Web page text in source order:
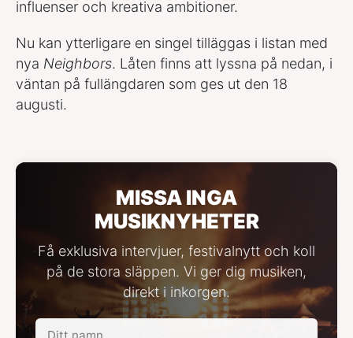
influenser och kreativa ambitioner.
Nu kan ytterligare en singel tilläggas i listan med
nya Neighbors. Låten finns att lyssna på nedan, i
väntan på fullängdaren som ges ut den 18
augusti.
MISSA INGA
MUSIKNYHETER
Få exklusiva intervjuer, festivalnytt och koll
på de stora släppen. Vi ger dig musiken,
direkt i inkorgen.